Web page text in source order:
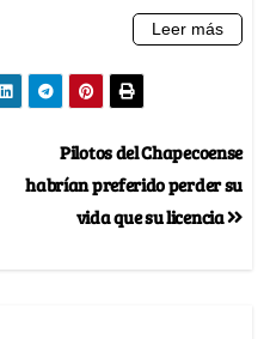
Pilotos del Chapecoense
habrían preferido perder su
vida que su licencia